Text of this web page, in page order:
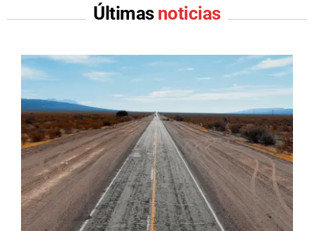
Últimas noticias